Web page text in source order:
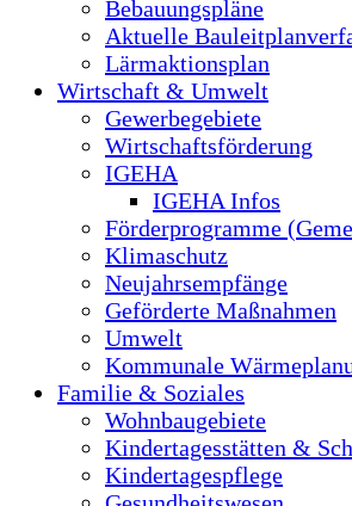
Bebauungspläne
Aktuelle
Lärmaktionsplan
Wirtschaft & Umwelt
Gewerbegebiete
Wirtschaftsförderung
IGEHA
IGEHA Infos
Förderprogramme
Klimaschutz
Neujahrsempfänge
Geförderte Maßnahmen
Umwelt
Kommunale
Familie & Soziales
Wohnbaugebiete
Kindertagesstätten &
Kindertagespflege